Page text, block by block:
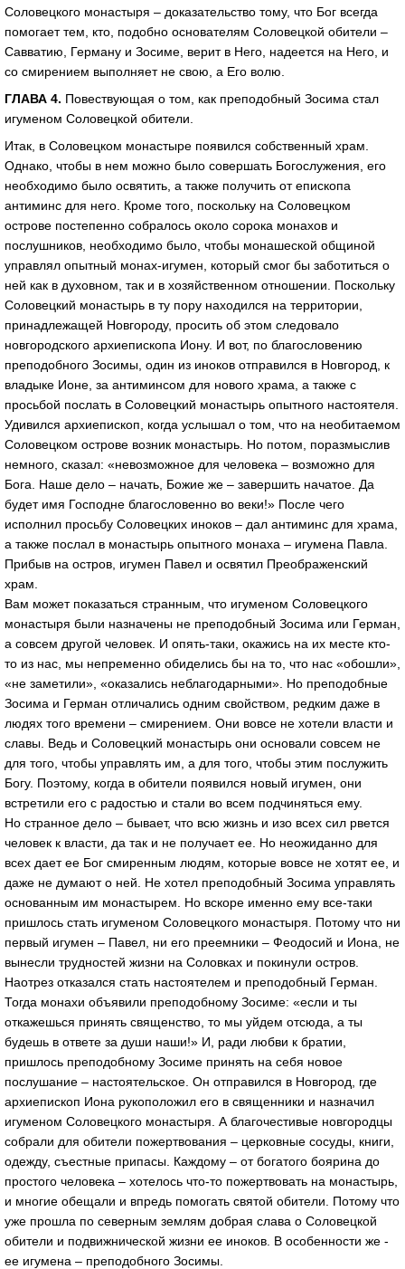
Соловецкого монастыря – доказательство тому, что Бог всегда
помогает тем, кто, подобно основателям Соловецкой обители –
Савватию, Герману и Зосиме, верит в Него, надеется на Него, и
со смирением выполняет не свою, а Его волю.
ГЛАВА 4. Повествующая о том, как преподобный Зосима стал
игуменом Соловецкой обители.
Итак, в Соловецком монастыре появился собственный храм.
Однако, чтобы в нем можно было совершать Богослужения, его
необходимо было освятить, а также получить от епископа
антиминс для него. Кроме того, поскольку на Соловецком
острове постепенно собралось около сорока монахов и
послушников, необходимо было, чтобы монашеской общиной
управлял опытный монах-игумен, который смог бы заботиться о
ней как в духовном, так и в хозяйственном отношении. Поскольку
Соловецкий монастырь в ту пору находился на территории,
принадлежащей Новгороду, просить об этом следовало
новгородского архиепископа Иону. И вот, по благословению
преподобного Зосимы, один из иноков отправился в Новгород, к
владыке Ионе, за антиминсом для нового храма, а также с
просьбой послать в Соловецкий монастырь опытного настоятеля.
Удивился архиепископ, когда услышал о том, что на необитаемом
Соловецком острове возник монастырь. Но потом, поразмыслив
немного, сказал: «невозможное для человека – возможно для
Бога. Наше дело – начать, Божие же – завершить начатое. Да
будет имя Господне благословенно во веки!» После чего
исполнил просьбу Соловецких иноков – дал антиминс для храма,
а также послал в монастырь опытного монаха – игумена Павла.
Прибыв на остров, игумен Павел и освятил Преображенский
храм.
Вам может показаться странным, что игуменом Соловецкого
монастыря были назначены не преподобный Зосима или Герман,
а совсем другой человек. И опять-таки, окажись на их месте кто-
то из нас, мы непременно обиделись бы на то, что нас «обошли»,
«не заметили», «оказались неблагодарными». Но преподобные
Зосима и Герман отличались одним свойством, редким даже в
людях того времени – смирением. Они вовсе не хотели власти и
славы. Ведь и Соловецкий монастырь они основали совсем не
для того, чтобы управлять им, а для того, чтобы этим послужить
Богу. Поэтому, когда в обители появился новый игумен, они
встретили его с радостью и стали во всем подчиняться ему.
Но странное дело – бывает, что всю жизнь и изо всех сил рвется
человек к власти, да так и не получает ее. Но неожиданно для
всех дает ее Бог смиренным людям, которые вовсе не хотят ее, и
даже не думают о ней. Не хотел преподобный Зосима управлять
основанным им монастырем. Но вскоре именно ему все-таки
пришлось стать игуменом Соловецкого монастыря. Потому что ни
первый игумен – Павел, ни его преемники – Феодосий и Иона, не
вынесли трудностей жизни на Соловках и покинули остров.
Наотрез отказался стать настоятелем и преподобный Герман.
Тогда монахи объявили преподобному Зосиме: «если и ты
откажешься принять священство, то мы уйдем отсюда, а ты
будешь в ответе за души наши!» И, ради любви к братии,
пришлось преподобному Зосиме принять на себя новое
послушание – настоятельское. Он отправился в Новгород, где
архиепископ Иона рукоположил его в священники и назначил
игуменом Соловецкого монастыря. А благочестивые новгородцы
собрали для обители пожертвования – церковные сосуды, книги,
одежду, съестные припасы. Каждому – от богатого боярина до
простого человека – хотелось что-то пожертвовать на монастырь,
и многие обещали и впредь помогать святой обители. Потому что
уже прошла по северным землям добрая слава о Соловецкой
обители и подвижнической жизни ее иноков. В особенности же -
ее игумена – преподобного Зосимы.